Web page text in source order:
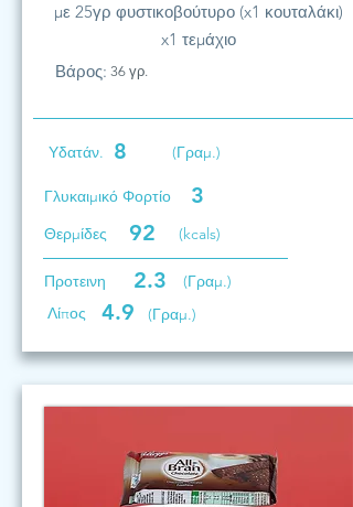
με 25γρ φυστικοβούτυρο (x1 κουταλάκι)
x1 τεμάχιο
Βάρος: 36 γρ.
Υδατάν. 8 (Γραμ.)
Γλυκαιμικό Φορτίο 3
Θερμίδες 92 (kcals)
Προτεινη 2.3
(Γραμ.)
Λίπος
4.9 (Γραμ.)